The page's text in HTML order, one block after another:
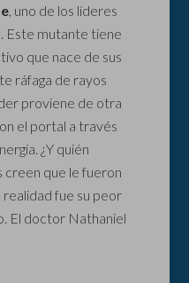
, uno de los líderes
Este mutante tiene
que nace de sus
ráfaga de rayos
proviene de otra
el portal a través
¿Y quién
creen que le fueron
fue su peor
El doctor Nathaniel